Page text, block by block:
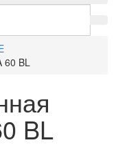
60 BL
BL